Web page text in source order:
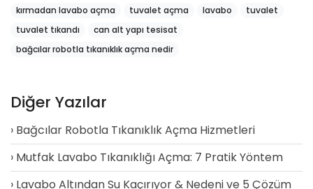
kırmadan lavabo açma
tuvalet açma lavabo
tuvalet
tuvalet tıkandı
can alt yapı tesisat
bağcılar robotla tıkanıklık açma nedir
Diğer Yazılar
Bağcılar Robotla Tıkanıklık Açma Hizmetleri
Mutfak Lavabo Tıkanıklığı Açma: 7 Pratik Yöntem
Lavabo Altından Su Kaçırıyor & Nedeni ve 5 Çözüm